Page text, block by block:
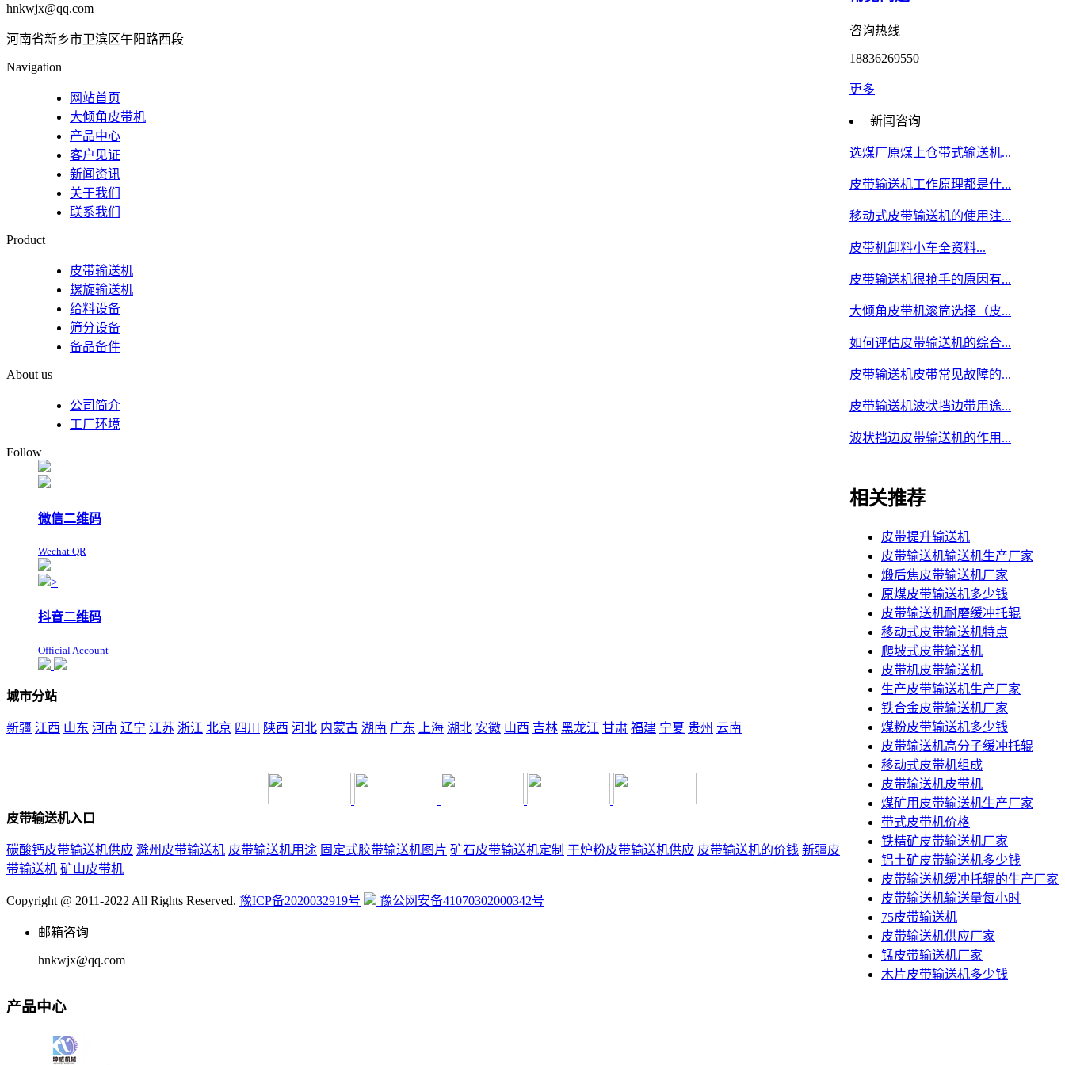
咨询热线
18836269550
更多
新闻咨询
选煤厂原煤上仓带式输送机...
皮带输送机工作原理都是什...
移动式皮带输送机的使用注...
皮带机卸料小车全资料...
皮带输送机很抢手的原因有...
大倾角皮带机滚筒选择（皮...
如何评估皮带输送机的综合...
皮带输送机皮带常见故障的...
皮带输送机波状挡边带用途...
波状挡边皮带输送机的作用...
相关推荐
皮带提升输送机
皮带输送机输送机生产厂家
煅后焦皮带输送机厂家
原煤皮带输送机多少钱
皮带输送机耐磨缓冲托辊
移动式皮带输送机特点
爬坡式皮带输送机
皮带机皮带输送机
生产皮带输送机生产厂家
铁合金皮带输送机厂家
煤粉皮带输送机多少钱
皮带输送机高分子缓冲托辊
移动式皮带机组成
皮带输送机皮带机
煤矿用皮带输送机生产厂家
带式皮带机价格
铁精矿皮带输送机厂家
铝土矿皮带输送机多少钱
皮带输送机缓冲托辊的生产厂家
皮带输送机输送量每小时
75皮带输送机
皮带输送机供应厂家
锰皮带输送机厂家
木片皮带输送机多少钱
产品中心
hnkwjx@qq.com
河南省新乡市卫滨区午阳路西段
Navigation
网站首页
大倾角皮带机
产品中心
客户见证
新闻资讯
关于我们
联系我们
Product
皮带输送机
螺旋输送机
给料设备
筛分设备
备品备件
About us
公司简介
工厂环境
Follow
微信二维码
Wechat QR
>
抖音二维码
Official Account
城市分站
新疆 江西 山东 河南 辽宁 江苏 浙江 北京 四川 陕西 河北 内蒙古 湖南 广东 上海 湖北 安徽 山西 吉林 黑龙江 甘肃 福建 宁夏 贵州 云南
皮带输送机入口
碳酸钙皮带输送机供应 滁州皮带输送机 皮带输送机用途 固定式胶带输送机图片 矿石皮带输送机定制 干炉粉皮带输送机供应 皮带输送机的价钱 新疆皮
带输送机 矿山皮带机
Copyright @ 2011-2022 All Rights Reserved. 豫ICP备2020032919号 豫公网安备41070302000342号
邮箱咨询
hnkwjx@qq.com